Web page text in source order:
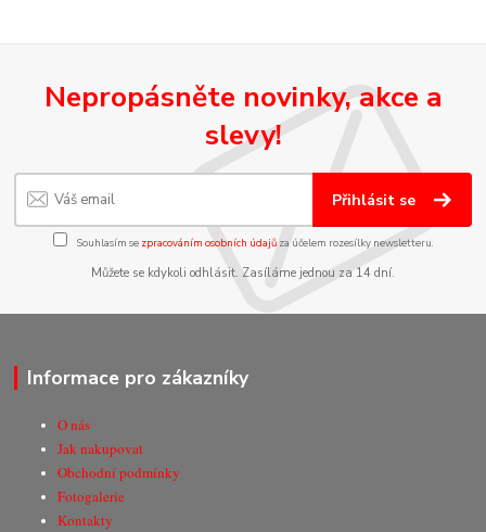
Nepropásněte novinky, akce a
slevy!
Přihlásit se
Souhlasím se zpracováním osobních údajůza účelem rozesílky newsletteru.
Můžete se kdykoli odhlásit. Zasíláme jednou za 14 dní.
Informace pro zákazníky
O nás
Jak nakupovat
Obchodní podmínky
Fotogalerie
Kontakty